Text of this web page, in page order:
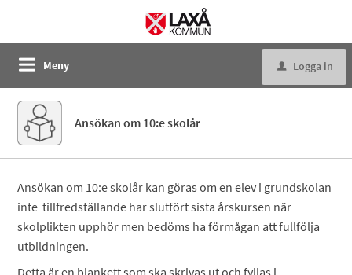
Meny u Logga in
Ansökan om 10:e skolår
Ansökan om 10:e skolår kan göras om en elev i grundskolan
inte tillfredställande har slutfört sista årskursen när
skolplikten upphör men bedöms ha förmågan att fullfölja
utbildningen.
Detta är en blankett som ska skrivas ut och fyllas i.